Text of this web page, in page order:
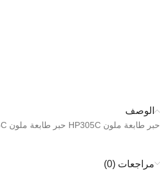
الوصف
حبر طابعة ملون HP305C حبر طابعة ملون HP305C
مراجعات (0)